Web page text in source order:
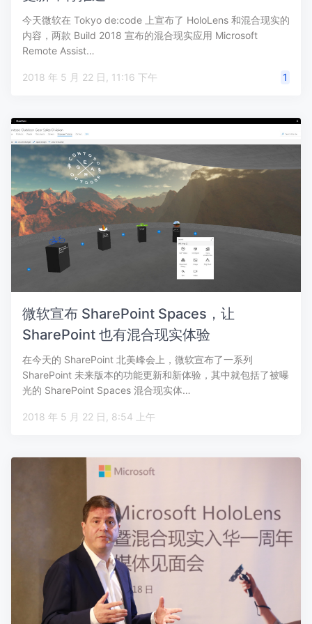
今天微软在 Tokyo de:code 上宣布了 HoloLens 和混合现实的
内容，两款 Build 2018 宣布的混合现实应用 Microsoft
Remote Assist…
2018 年 5 月 22 日, 11:16 下午 1
微软宣布 SharePoint Spaces，让
SharePoint 也有混合现实体验
在今天的 SharePoint 北美峰会上，微软宣布了一系列
SharePoint 未来版本的功能更新和新体验，其中就包括了被曝
光的 SharePoint Spaces 混合现实体…
2018 年 5 月 22 日, 8:54 上午